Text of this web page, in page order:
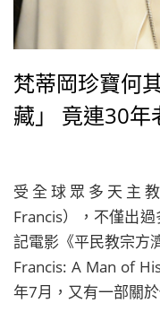
梵蒂岡珍寶何
藏」 竟連30年
受全球眾多天主
Francis），不僅出
記電影《平民教宗方
Francis: A Man of
年7月，又有一部關